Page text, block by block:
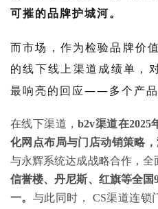
可摧的品牌护城河。
而市场，作为检验品牌价
的线下线上渠道成绩单，
最响亮的回应——多个产品
在线下渠道，b2v渠道在2025
化网点布局与门店动销策略，
与永辉系统达成战略合作，全
信誉楼、丹尼斯、红旗等全
一。 与此同时， CS渠道连锁